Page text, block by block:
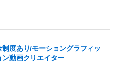
制度あり/モーショングラフィッ
ン動画クリエイター